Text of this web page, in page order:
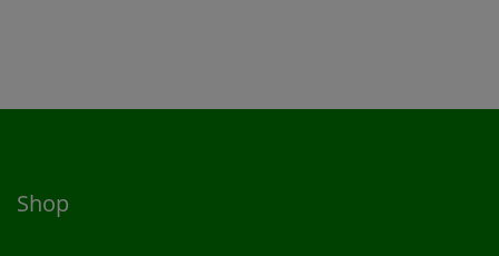
Shop